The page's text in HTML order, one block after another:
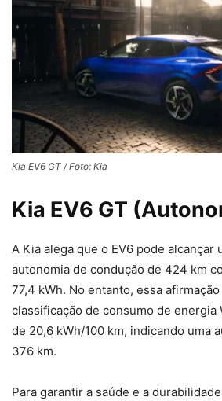
Kia EV6 GT / Foto: Kia
Kia EV6 GT
A Kia alega que o EV6 pode alcançar
autonomia de condução de 424 km
77,4 kWh. No entanto, essa
classificação de consumo de energia
de 20,6 kWh/100 km, indicando uma
376 km.
Para garantir a saúde e a